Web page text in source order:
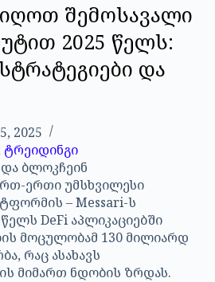
შემოსავალი
2025 წელს:
და
2025
ტრეიდინგი
ბლოკჩეინ
ერთი უმსხვილესი
– Messari-ს
DeFi აპლიკაციებში
მოცულობამ 130 მილიარდ
რაც ასახავს
მიმართ ნდობის ზრდას.